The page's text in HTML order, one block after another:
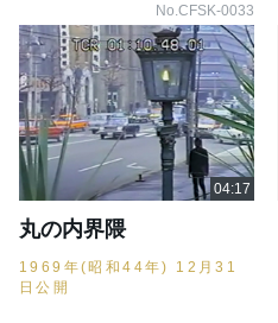
No.CFSK-0033
丸の内界隈
1969年(昭和44年) 12月31
日公開